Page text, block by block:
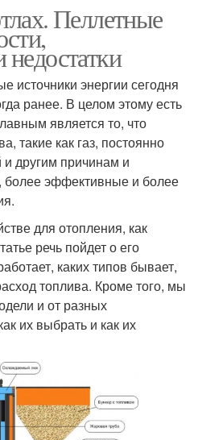
Пеллетные
источники энергии сегодня
ранее. В целом этому есть
является то, что
такие как газ, постоянно
другим причинам и
более эффективные и более
для отопления, как
речь пойдет о его
каких типов бывает,
топлива. Кроме того, мы
и от разных
их выбрать и как их